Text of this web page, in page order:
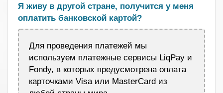
Я живу в другой стране, получится у меня
оплатить банковской картой?
Для проведения платежей мы
используем платежные сервисы LiqPay и
Fondy, в которых предусмотрена оплата
карточками Visa или MasterCard из